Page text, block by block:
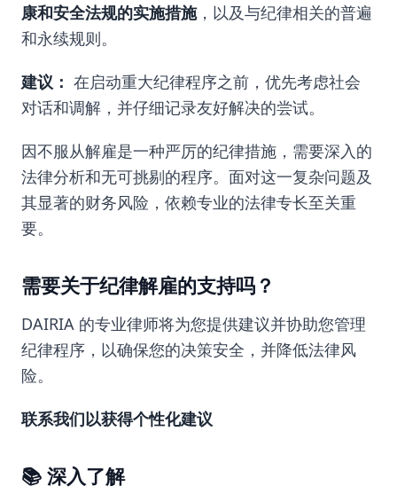
康和安全法规的实施措施，以及与纪律相关的普遍
和永续规则。
建议： 在启动重大纪律程序之前，优先考虑社会
对话和调解，并仔细记录友好解决的尝试。
因不服从解雇是一种严厉的纪律措施，需要深入的
法律分析和无可挑剔的程序。面对这一复杂问题及
其显著的财务风险，依赖专业的法律专长至关重
要。
需要关于纪律解雇的支持吗？
DAIRIA 的专业律师将为您提供建议并协助您管理
纪律程序，以确保您的决策安全，并降低法律风
险。
联系我们以获得个性化建议
📚 深入了解